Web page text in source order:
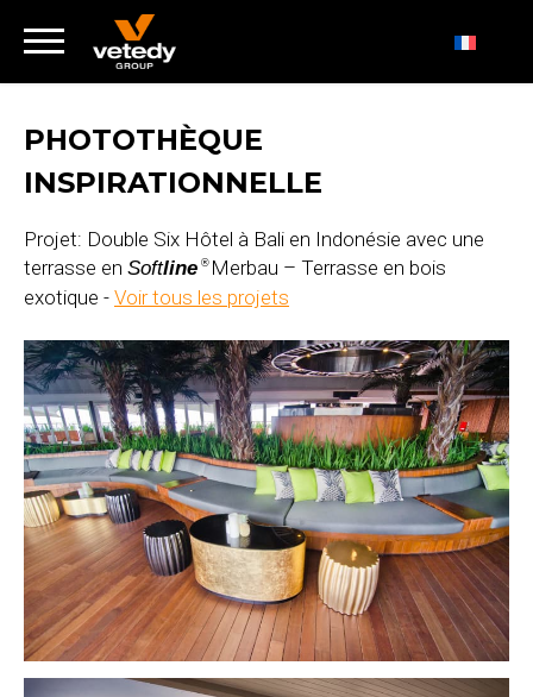
PHOTOTHÈQUE
INSPIRATIONNELLE
Projet: Double Six Hôtel à Bali en Indonésie avec une
terrasse en Softline ®Merbau – Terrasse en bois
exotique - Voir tous les projets